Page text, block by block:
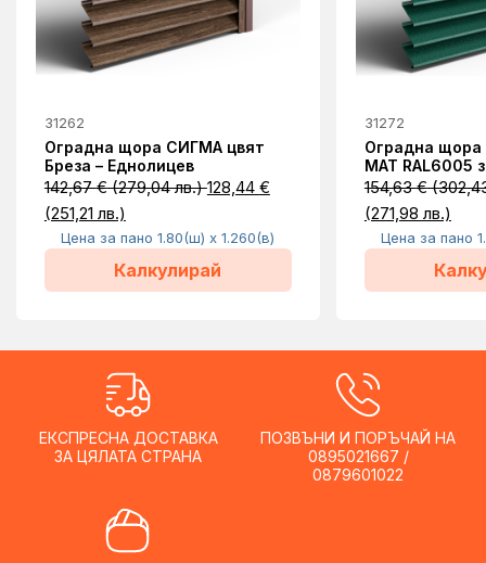
31262
Оградна щора СИГМА цвят
Бреза – Еднолицев
142,67€(279,04 лв.)128,44 €
(251,21 лв.)
Цена за пано 1.80(ш) x 1.260(в)
Калкулирай
31272
Оградна
MAT RAL6005
154,63€
(271,98 лв.)
Цена за пано
ЕКСПРЕСНА ДОСТАВКА
ЗА ЦЯЛАТА СТРАНА
ПОЗВЪНИ И ПОРЪЧАЙ НА
0895021667 /
0879601022